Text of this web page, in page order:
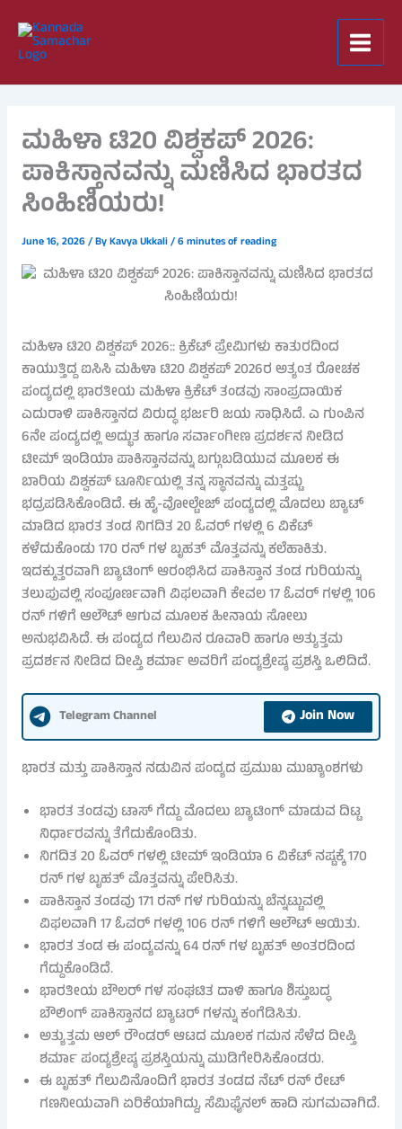
content
ಮಹಿಳಾ ಟಿ20 ವಿಶ್ವಕಪ್ 2026:
ಪಾಕಿಸ್ತಾನವನ್ನು ಮಣಿಸಿದ ಭಾರತದ
ಸಿಂಹಿಣಿಯರು!
June 16, 2026/ ByKavya Ukkali/6 minutes of reading
ಮಹಿಳಾ ಟಿ20 ವಿಶ್ವಕಪ್ 2026:: ಕ್ರಿಕೆಟ್ ಪ್ರೇಮಿಗಳು ಕಾತುರದಿಂದ
ಕಾಯುತ್ತಿದ್ದ ಐಸಿಸಿ ಮಹಿಳಾ ಟಿ20 ವಿಶ್ವಕಪ್ 2026ರ ಅತ್ಯಂತ ರೋಚಕ
ಪಂದ್ಯದಲ್ಲಿ ಭಾರತೀಯ ಮಹಿಳಾ ಕ್ರಿಕೆಟ್ ತಂಡವು ಸಾಂಪ್ರದಾಯಿಕ
ಎದುರಾಳಿ ಪಾಕಿಸ್ತಾನದ ವಿರುದ್ಧ ಭರ್ಜರಿ ಜಯ ಸಾಧಿಸಿದೆ. ಎ ಗುಂಪಿನ
6ನೇ ಪಂದ್ಯದಲ್ಲಿ ಅದ್ಭುತ ಹಾಗೂ ಸರ್ವಾಂಗೀಣ ಪ್ರದರ್ಶನ ನೀಡಿದ
ಟೀಮ್ ಇಂಡಿಯಾ ಪಾಕಿಸ್ತಾನವನ್ನು ಬಗ್ಗುಬಡಿಯುವ ಮೂಲಕ ಈ
ಬಾರಿಯ ವಿಶ್ವಕಪ್ ಟೂರ್ನಿಯಲ್ಲಿ ತನ್ನ ಸ್ಥಾನವನ್ನು ಮತ್ತಷ್ಟು
ಭದ್ರಪಡಿಸಿಕೊಂಡಿದೆ. ಈ ಹೈ-ವೋಲ್ಟೇಜ್ ಪಂದ್ಯದಲ್ಲಿ ಮೊದಲು ಬ್ಯಾಟ್
ಮಾಡಿದ ಭಾರತ ತಂಡ ನಿಗದಿತ 20 ಓವರ್ ಗಳಲ್ಲಿ 6 ವಿಕೆಟ್
ಕಳೆದುಕೊಂಡು 170 ರನ್ ಗಳ ಬೃಹತ್ ಮೊತ್ತವನ್ನು ಕಲೆಹಾಕಿತು.
ಇದಕ್ಕುತ್ತರವಾಗಿ ಬ್ಯಾಟಿಂಗ್ ಆರಂಭಿಸಿದ ಪಾಕಿಸ್ತಾನ ತಂಡ ಗುರಿಯನ್ನು
ತಲುಪುವಲ್ಲಿ ಸಂಪೂರ್ಣವಾಗಿ ವಿಫಲವಾಗಿ ಕೇವಲ 17 ಓವರ್ ಗಳಲ್ಲಿ 106
ರನ್ ಗಳಿಗೆ ಆಲೌಟ್ ಆಗುವ ಮೂಲಕ ಹೀನಾಯ ಸೋಲು
ಅನುಭವಿಸಿದೆ. ಈ ಪಂದ್ಯದ ಗೆಲುವಿನ ರೂವಾರಿ ಹಾಗೂ ಅತ್ಯುತ್ತಮ
ಪ್ರದರ್ಶನ ನೀಡಿದ ದೀಪ್ತಿ ಶರ್ಮಾ ಅವರಿಗೆ ಪಂದ್ಯಶ್ರೇಷ್ಠ ಪ್ರಶಸ್ತಿ ಒಲಿದಿದೆ.
Telegram Channel Join Now
ಭಾರತ ಮತ್ತು ಪಾಕಿಸ್ತಾನ ನಡುವಿನ ಪಂದ್ಯದ ಪ್ರಮುಖ ಮುಖ್ಯಾಂಶಗಳು
ಭಾರತ ತಂಡವು ಟಾಸ್ ಗೆದ್ದು ಮೊದಲು ಬ್ಯಾಟಿಂಗ್ ಮಾಡುವ ದಿಟ್ಟ
ನಿರ್ಧಾರವನ್ನು ತೆಗೆದುಕೊಂಡಿತು.
ನಿಗದಿತ 20 ಓವರ್ ಗಳಲ್ಲಿ ಟೀಮ್ ಇಂಡಿಯಾ 6 ವಿಕೆಟ್ ನಷ್ಟಕ್ಕೆ 170
ರನ್ ಗಳ ಬೃಹತ್ ಮೊತ್ತವನ್ನು ಪೇರಿಸಿತು.
ಪಾಕಿಸ್ತಾನ ತಂಡವು 171 ರನ್ ಗಳ ಗುರಿಯನ್ನು ಬೆನ್ನಟ್ಟುವಲ್ಲಿ
ವಿಫಲವಾಗಿ 17 ಓವರ್ ಗಳಲ್ಲಿ 106 ರನ್ ಗಳಿಗೆ ಆಲೌಟ್ ಆಯಿತು.
ಭಾರತ ತಂಡ ಈ ಪಂದ್ಯವನ್ನು 64 ರನ್ ಗಳ ಬೃಹತ್ ಅಂತರದಿಂದ
ಗೆದ್ದುಕೊಂಡಿದೆ.
ಭಾರತೀಯ ಬೌಲರ್ ಗಳ ಸಂಘಟಿತ ದಾಳಿ ಹಾಗೂ ಶಿಸ್ತುಬದ್ಧ
ಬೌಲಿಂಗ್ ಪಾಕಿಸ್ತಾನದ ಬ್ಯಾಟರ್ ಗಳನ್ನು ಕಂಗೆಡಿಸಿತು.
ಅತ್ಯುತ್ತಮ ಆಲ್ ರೌಂಡರ್ ಆಟದ ಮೂಲಕ ಗಮನ ಸೆಳೆದ ದೀಪ್ತಿ
ಶರ್ಮಾ ಪಂದ್ಯಶ್ರೇಷ್ಠ ಪ್ರಶಸ್ತಿಯನ್ನು ಮುಡಿಗೇರಿಸಿಕೊಂಡರು.
ಈ ಬೃಹತ್ ಗೆಲುವಿನೊಂದಿಗೆ ಭಾರತ ತಂಡದ ನೆಟ್ ರನ್ ರೇಟ್
ಗಣನೀಯವಾಗಿ ಏರಿಕೆಯಾಗಿದ್ದು, ಸೆಮಿಫೈನಲ್ ಹಾದಿ ಸುಗಮವಾಗಿದೆ.